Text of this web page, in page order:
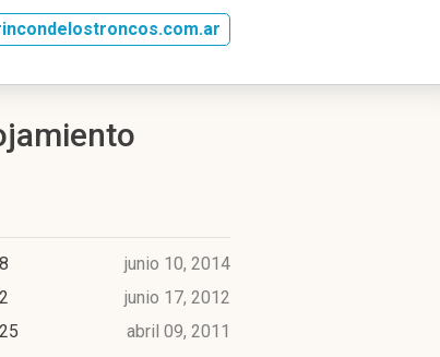
junio 10, 2014
junio 17, 2012
abril 09, 2011